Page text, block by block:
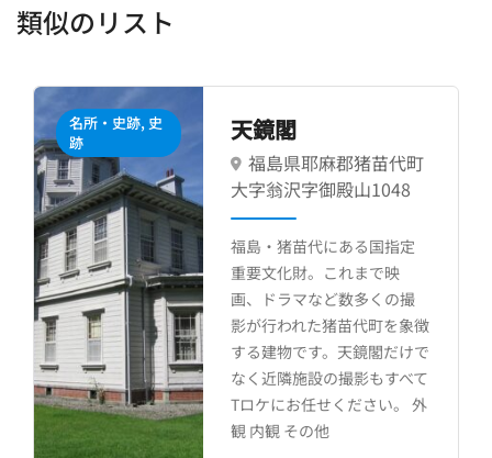
類似のリスト
猪苗代町
山1048
る国指定
まで映
多くの撮
代町を象徴
鏡閣だけで
影もすべて
ださい。 外
オフィス, 事務
所・オフィス,
会議室・多目
的室, 工場・編
集制作
東京都板橋区
を感じる町工場で
ツやトレーナー、
ック等へのプリン
テッカー制作をし
業なので、町工場
アパレル関係の仕
いるシーンにピッ